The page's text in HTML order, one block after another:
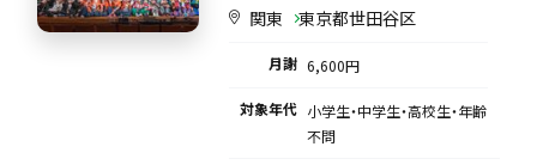
関東 東京都世田谷区
月謝 6,600円
対象年代 小学生・中学生・高校生・年齢
不問